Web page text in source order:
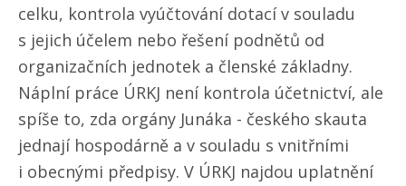
celku, kontrola vyúčtování dotací v souladu
s jejich účelem nebo řešení podnětů od
organizačních jednotek a členské základny.
Náplní práce ÚRKJ není kontrola účetnictví, ale
spíše to, zda orgány Junáka - českého skauta
jednají hospodárně a v souladu s vnitřními
i obecnými předpisy. V ÚRKJ najdou uplatnění